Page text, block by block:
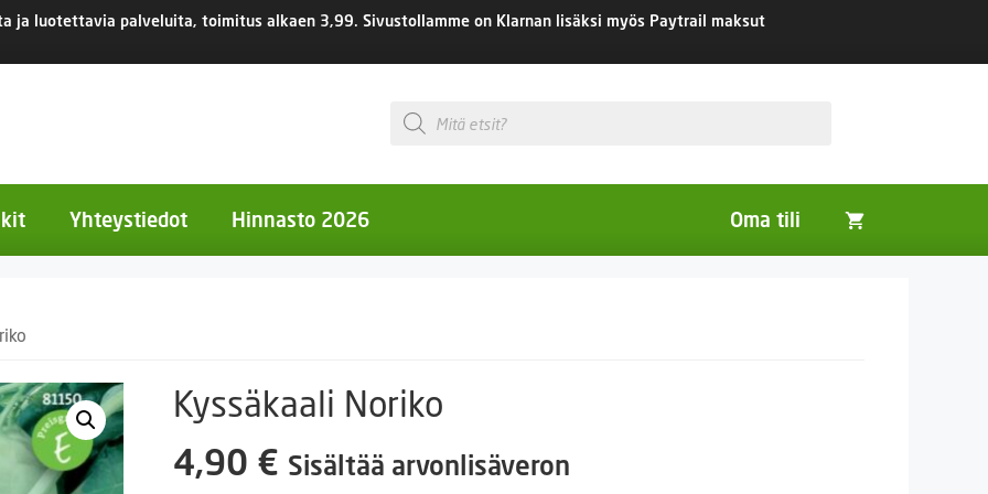
ja luotettavia palveluita, toimitus alkaen 3,99. Sivustollamme on Klarnan lisäksi myös Paytrail maksut
Products
search
kukat
Ruukut
Yhteystiedot Hinnasto 2026 Oma tili
Kyssäkaali Noriko
4,90 € Sisältää arvonlisäveron